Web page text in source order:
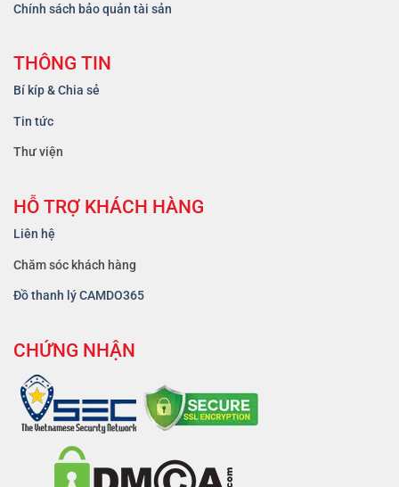
Chính sách bảo quản tài sản
THÔNG TIN
Bí kíp & Chia sẻ
Tin tức
Thư viện
HỖ TRỢ KHÁCH HÀNG
Liên hệ
Chăm sóc khách hàng
Đồ thanh lý CAMDO365
CHỨNG NHẬN